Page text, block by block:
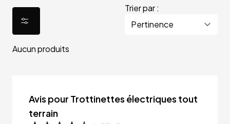
Trier par :
Aucun produits
Avis pour Trottinettes électriques tout
terrain